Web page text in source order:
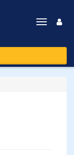
Toggle